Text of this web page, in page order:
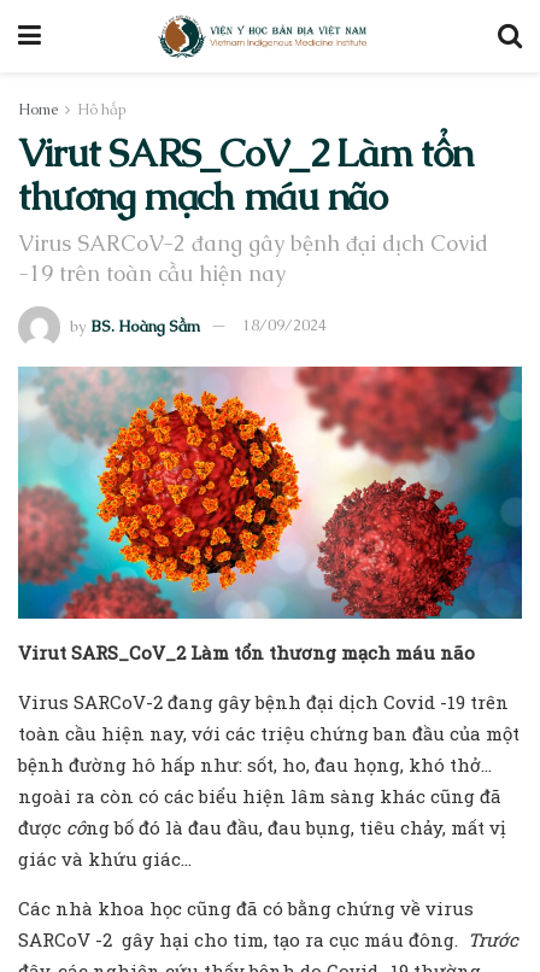
Home Hô hấp
Virut SARS_CoV_2 Làm tổn
thương mạch máu não
Virus SARCoV-2 đang gây bệnh đại dịch Covid
-19 trên toàn cầu hiện nay
by BS. Hoàng Sầm 18/09/2024
Virut SARS_CoV_2 Làm tổn thương mạch máu não
Virus SARCoV-2 đang gây bệnh đại dịch Covid -19 trên
toàn cầu hiện nay, với các triệu chứng ban đầu của một
bệnh đường hô hấp như: sốt, ho, đau họng, khó thở…
ngoài ra còn có các biểu hiện lâm sàng khác cũng đã
được công bố đó là đau đầu, đau bụng, tiêu chảy, mất vị
giác và khứu giác…
Các nhà khoa học cũng đã có bằng chứng về virus
SARCoV -2 gây hại cho tim, tạo ra cục máu đông. Trước